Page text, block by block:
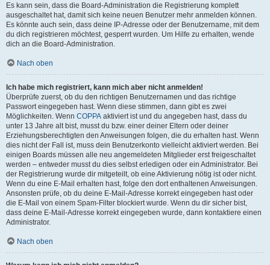
Es kann sein, dass die Board-Administration die Registrierung komplett
ausgeschaltet hat, damit sich keine neuen Benutzer mehr anmelden können.
Es könnte auch sein, dass deine IP-Adresse oder der Benutzername, mit dem
du dich registrieren möchtest, gesperrt wurden. Um Hilfe zu erhalten, wende
dich an die Board-Administration.
Nach oben
Ich habe mich registriert, kann mich aber nicht anmelden!
Überprüfe zuerst, ob du den richtigen Benutzernamen und das richtige
Passwort eingegeben hast. Wenn diese stimmen, dann gibt es zwei
Möglichkeiten. Wenn COPPA aktiviert ist und du angegeben hast, dass du
unter 13 Jahre alt bist, musst du bzw. einer deiner Eltern oder deiner
Erziehungsberechtigten den Anweisungen folgen, die du erhalten hast. Wenn
dies nicht der Fall ist, muss dein Benutzerkonto vielleicht aktiviert werden. Bei
einigen Boards müssen alle neu angemeldeten Mitglieder erst freigeschaltet
werden – entweder musst du dies selbst erledigen oder ein Administrator. Bei
der Registrierung wurde dir mitgeteilt, ob eine Aktivierung nötig ist oder nicht.
Wenn du eine E-Mail erhalten hast, folge den dort enthaltenen Anweisungen.
Ansonsten prüfe, ob du deine E-Mail-Adresse korrekt eingegeben hast oder
die E-Mail von einem Spam-Filter blockiert wurde. Wenn du dir sicher bist,
dass deine E-Mail-Adresse korrekt eingegeben wurde, dann kontaktiere einen
Administrator.
Nach oben